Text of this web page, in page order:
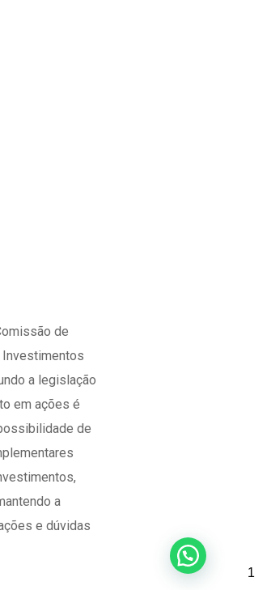
de
Investimentos
a legislação
em ações é
de
a
e dúvidas
1